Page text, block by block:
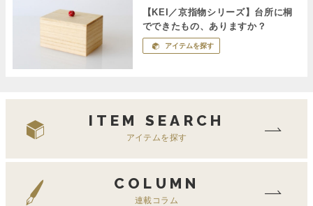
【KEI／京指物シリーズ】台所に桐
でできたもの、ありますか？
アイテムを探す
ITEM SEARCH
アイテムを探す
COLUMN
連載コラム